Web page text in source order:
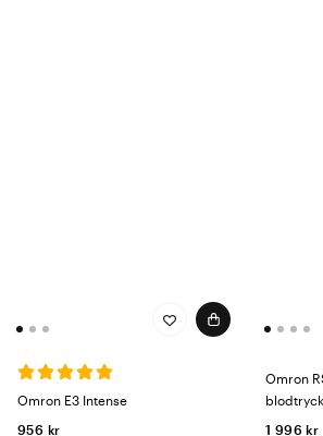
Omron E3 Intense
956 kr
Omron
1 996 kr